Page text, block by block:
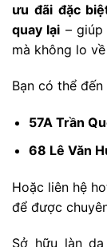
ưu đãi đặc
quay lại –
mà không lo
Bạn có thể đến
57A Trần
68 Lê Văn
Hoặc liên hệ
để được
Sở hữu làn